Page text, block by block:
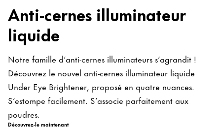
Anti-cernes illuminateur
liquide
Notre famille d’anti-cernes illuminateurs s’agrandit !
Découvrez le nouvel anti-cernes illuminateur liquide
Under Eye Brightener, proposé en quatre nuances.
S’estompe facilement. S’associe parfaitement aux
poudres.
Découvrez-le maintenant